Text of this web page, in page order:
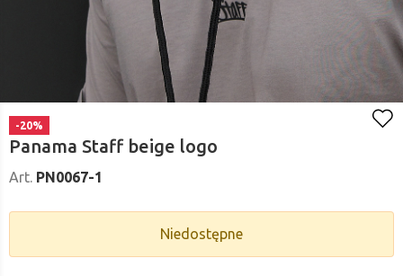
-20%
Panama Staff beige logo
Art. PN0067-1
Niedostępne